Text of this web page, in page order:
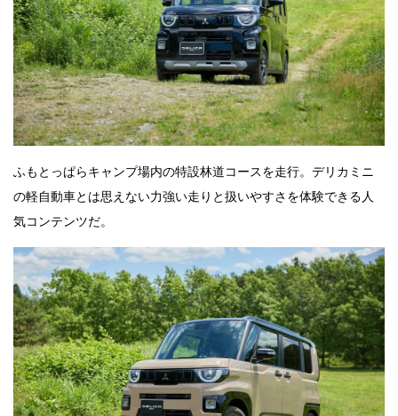
ふもとっぱらキャンプ場内の特設林道コースを走行。デリカミニ
の軽自動車とは思えない力強い走りと扱いやすさを体験できる人
気コンテンツだ。